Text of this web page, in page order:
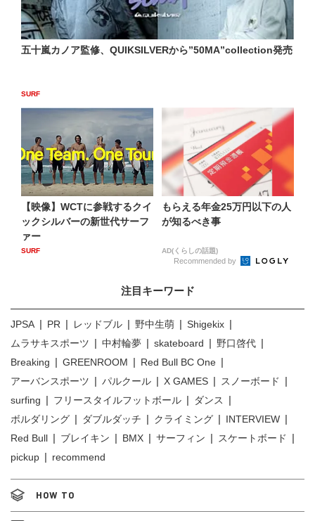
五十嵐カノア監修、QUIKSILVERから”50MA”collection発売
SURF
【映像】WCTに参戦するクイ
ックシルバーの新世代サーフ
ァー
SURF
もらえる年金25万円以下の人
が知るべき事
AD(くらしの話題)
Recommended by
注目キーワード
JPSA PR レッドブル 野中生萌
Shigekix
ムラサキスポーツ
中村輪夢 skateboard
野口啓代
Breaking
GREENROOM
Red Bull BC One
アーバンスポーツ
パルクール X GAMES
スノーボード
surfing
フリースタイルフットボール
ダンス
ボルダリング
ダブルダッチ クライミング
INTERVIEW
Red Bull
ブレイキン BMX サーフィン
スケートボード
pickup
recommend
HOW TO